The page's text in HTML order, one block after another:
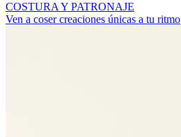
COSTURA Y PATRONAJE
Ven a coser creaciones únicas a tu ritmo